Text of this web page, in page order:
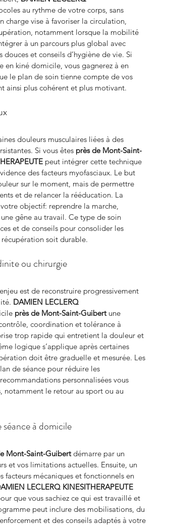
au rythme de votre corps, sans
charge vise à favoriser la circulation,
notamment lorsque la mobilité
à un parcours plus global avec
et conseils d’hygiène de vie. Si
en kiné domicile, vous gagnerez à en
le plan de soin tienne compte de vos
ainsi plus cohérent et plus motivant.
douleurs musculaires liées à des
Si vous êtes près de Mont-Saint-
peut intégrer cette technique
des facteurs myofasciaux. Le but
sur le moment, mais de permettre
et de relancer la rééducation. La
objectif: reprendre la marche,
gêne au travail. Ce type de soin
et de conseils pour consolider les
récupération soit durable.
ou chirurgie
est de reconstruire progressivement
DAMIEN LECLERQ
près de Mont-Saint-Guibert une
coordination et tolérance à
trop rapide qui entretient la douleur et
logique s’applique après certaines
doit être graduelle et mesurée. Les
de séance pour réduire les
personnalisées vous
notamment le retour au sport ou au
à domicile
Mont-Saint-Guibert démarre par un
et vos limitations actuelles. Ensuite, un
mécaniques et fonctionnels en
LECLERQ KINESITHERAPEUTE
que vous sachiez ce qui est travaillé et
peut inclure des mobilisations, du
et des conseils adaptés à votre